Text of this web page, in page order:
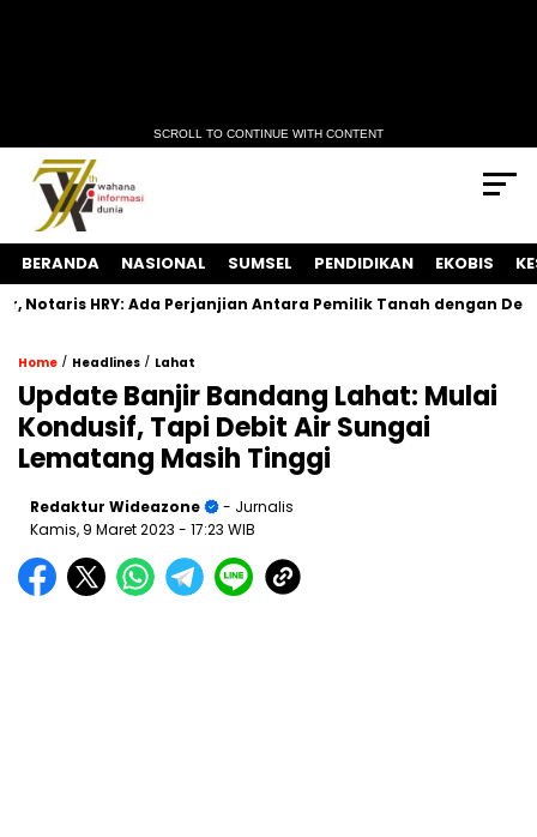
SCROLL TO CONTINUE WITH CONTENT
BERANDA NASIONAL SUMSEL PENDIDIKAN EKOBIS
HRY: Ada Perjanjian Antara Pemilik Tanah dengan
Home / Headlines / Lahat
Update Banjir Bandang Lahat: Mulai
Kondusif, Tapi Debit Air Sungai
Lematang Masih Tinggi
Redaktur Wideazone
- Jurnalis
Kamis, 9 Maret 2023 - 17:23 WIB